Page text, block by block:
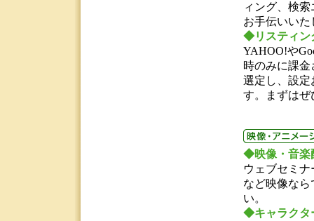
ィング、検
お手伝いいた
◆リスティン
YAHOO!や
時のみに課
選定し、設定
す。まずはぜ
◆映像・音楽
ウェブセミ
など映像な
い。
◆キャラクタ